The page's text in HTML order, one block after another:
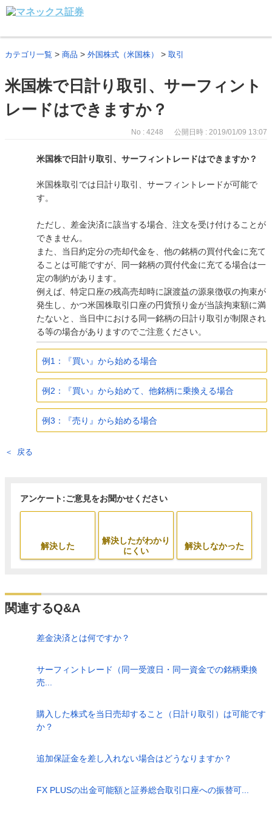
カテゴリ一覧 > 商品 > 外国株式（米国株） > 取引
米国株で日計り取引、サーフィント
レードはできますか？
No : 4248 公開日時 : 2019/01/09 13:07
米国株で日計り取引、サーフィントレードはできますか？
米国株取引では日計り取引、サーフィントレードが可能で
す。
ただし、差金決済に該当する場合、注文を受け付けることが
できません。
また、当日約定分の売却代金を、他の銘柄の買付代金に充て
ることは可能ですが、同一銘柄の買付代金に充てる場合は一
定の制約があります。
例えば、特定口座の残高売却時に譲渡益の源泉徴収の拘束が
発生し、かつ米国株取引口座の円貨預り金が当該拘束額に満
たないと、当日中における同一銘柄の日計り取引が制限され
る等の場合がありますのでご注意ください。
例1：『買い』から始める場合
例2：『買い』から始めて、他銘柄に乗換える場合
例3：『売り』から始める場合
戻る
アンケート:ご意見をお聞かせください
解決した
解決したがわかり
にくい
解決しなかった
関連するQ&A
差金決済とは何ですか？
サーフィントレード（同一受渡日・同一資金での銘柄乗換
売...
購入した株式を当日売却すること（日計り取引）は可能です
か？
追加保証金を差し入れない場合はどうなりますか？
FX PLUSの出金可能額と証券総合取引口座への振替可...